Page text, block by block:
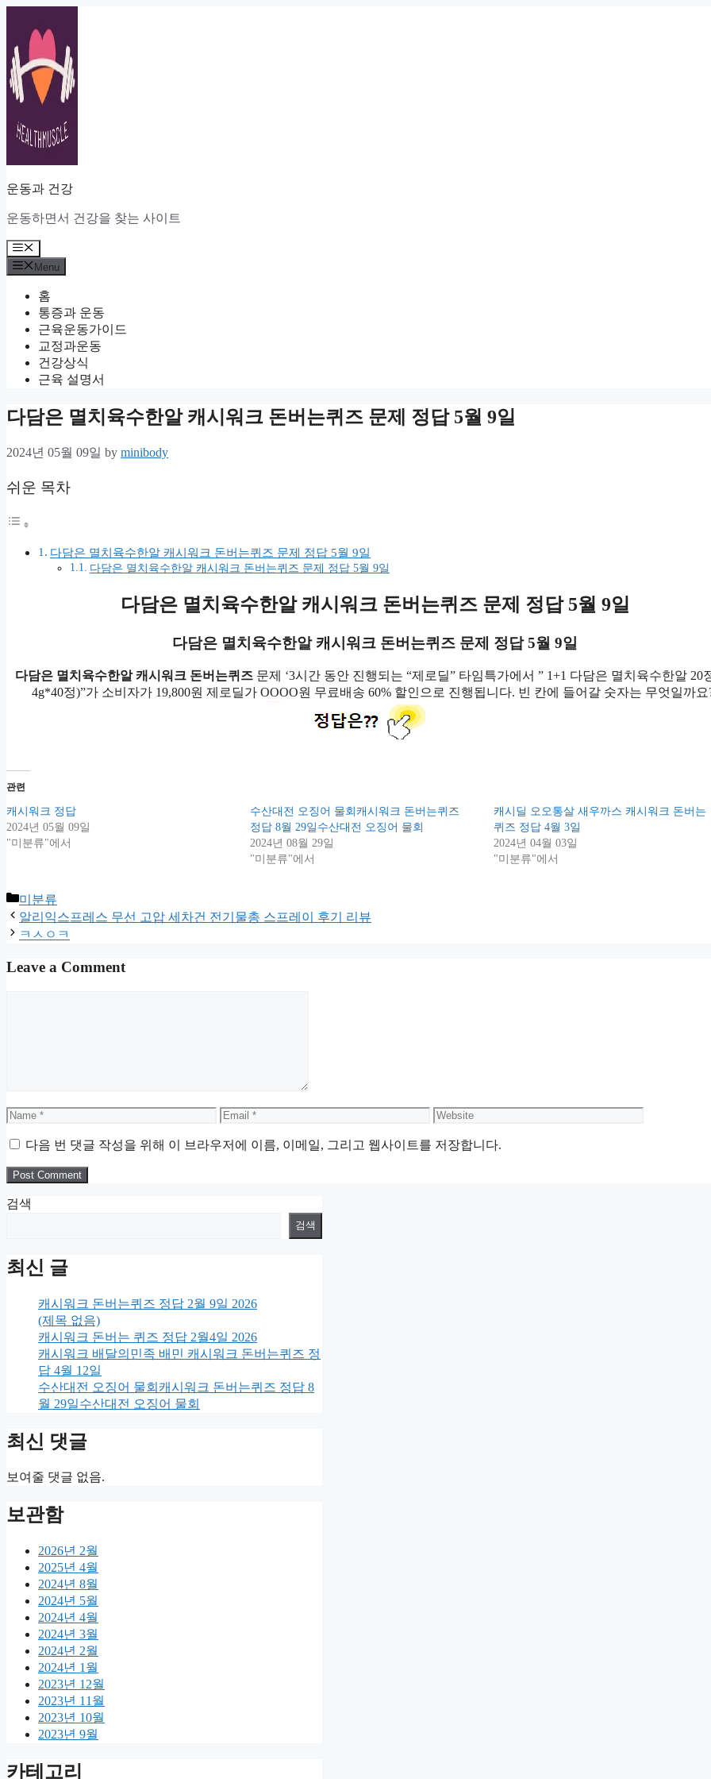
content
운동과 건강
운동하면서 건강을 찾는 사이트
Menu
Menu
홈
통증과 운동
근육운동가이드
교정과운동
건강상식
근육 설명서
다담은 멸치육수한알 캐시워크 돈버는퀴즈 문제 정답 5월 9일
2024년 05월 09일 by minibody
쉬운 목차
다담은 멸치육수한알 캐시워크 돈버는퀴즈 문제 정답 5월 9일
다담은 멸치육수한알 캐시워크 돈버는퀴즈 문제 정답 5월 9일
다담은 멸치육수한알 캐시워크 돈버는퀴즈문제 정답 5월 9일
다담은 멸치육수한알 캐시워크 돈버는퀴즈 문제 정답 5월 9일
다담은 멸치육수한알 캐시워크 돈버는퀴즈문제 ‘3시간 동안 진행되는 “제로딜” 타임특가에서 ” 1+1 다담은 멸치육수한알 20
4g*40정)”가 소비자가 19,800원 제로딜가 OOOO원 무료배송 60% 할인으로 진행됩니다. 빈 칸에 들어갈 숫자는 무엇일까요
관련
캐시워크 정답
2024년 05월 09일
"미분류"에서
수산대전 오징어 물회캐시워크 돈버는퀴즈
정답 8월 29일수산대전 오징어 물회
2024년 08월 29일
"미분류"에서
캐시딜 오오통살 새우까스 캐시워크 돈버는
퀴즈 정답 4월 3일
2024년 04월 03일
"미분류"에서
Categories
미분류
알리익스프레스 무선 고압 세차건 전기물총 스프레이 후기 리뷰
ㅋㅅㅇㅋ
Leave a Comment
Name Email Website
다음 번 댓글 작성을 위해 이 브라우저에 이름, 이메일, 그리고 웹사이트를 저장합니다.
검색
검색
최신 글
캐시워크 돈버는퀴즈 정답 2월 9일 2026
(제목 없음)
캐시워크 돈버는 퀴즈 정답 2월4일 2026
캐시워크 배달의민족 배민 캐시워크 돈버는퀴즈 정
답 4월 12일
수산대전 오징어 물회캐시워크 돈버는퀴즈 정답 8
월 29일수산대전 오징어 물회
최신 댓글
보여줄 댓글 없음.
보관함
2026년 2월
2025년 4월
2024년 8월
2024년 5월
2024년 4월
2024년 3월
2024년 2월
2024년 1월
2023년 12월
2023년 11월
2023년 10월
2023년 9월
카테고리